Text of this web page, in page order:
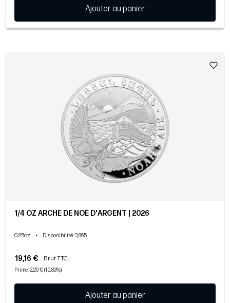
Ajouter au panier
1/4 OZ ARCHE DE NOÉ D'ARGENT | 2026
0.25oz • Disponibilité: 3,865
19,16 € Brut TTC
Prime: 2,20 € (15,83%)
Ajouter au panier